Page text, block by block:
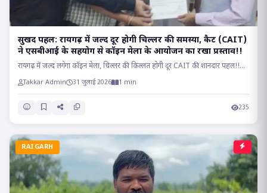
सुखद पहल: रायगढ़ में जल्द दूर होगी चिल्लर की समस्या, कैट (CAIT)
ने एसबीआई के सहयोग से कॉइन मेला के आयोजन का रखा प्रस्ताव!!
रायगढ़ में जल्द लगेगा कॉइन मेला, चिल्लर की किल्लत होगी दूर CAIT की शानदार पहल!!...
Takkar Admin 31 जुलाई 2026 1 min
235
RAIGARH